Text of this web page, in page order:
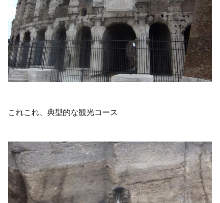
これこれ、典型的な観光コース